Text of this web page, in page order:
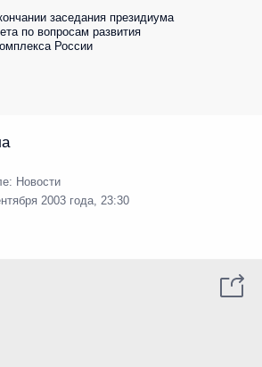
заседания президиума
по вопросам развития
России
Новости
2003 года, 23:30